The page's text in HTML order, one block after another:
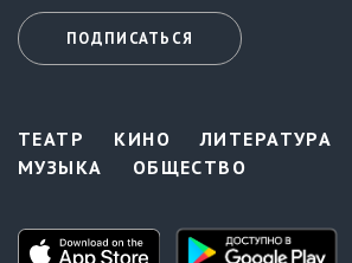
ПОДПИСАТЬСЯ
ТЕАТР КИНО ЛИТЕРАТУРА
МУЗЫКА
ОБЩЕСТВО